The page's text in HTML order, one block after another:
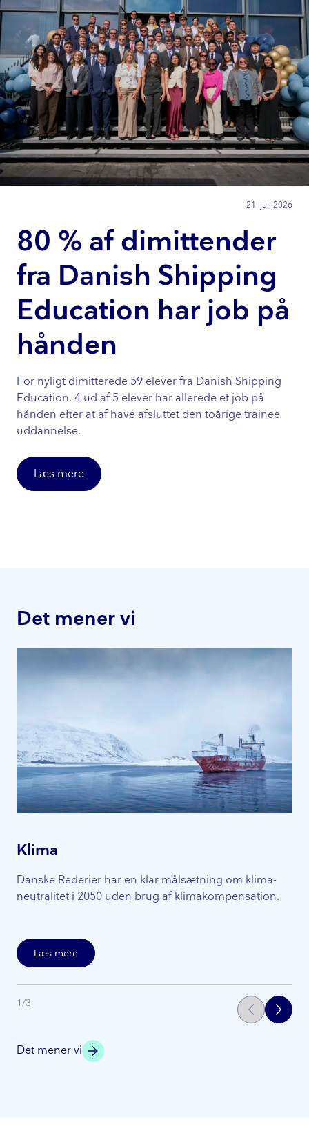
21. jul. 2026
80 % af dimittender
fra Danish Shipping
Education har job på
hånden
For nyligt dimitterede 59 elever fra Danish Shipping
Education. 4 ud af 5 elever har allerede et job på
hånden efter at af have afsluttet den toårige trainee
uddannelse.
Læs mere
Det mener vi
Klima
Danske Rederier har en klar målsætning om kli­ma­
neut­ra­li­tet i 2050 uden brug af kli­makom­pen­sa­tion.
Læs mere
1/3
Det mener vi